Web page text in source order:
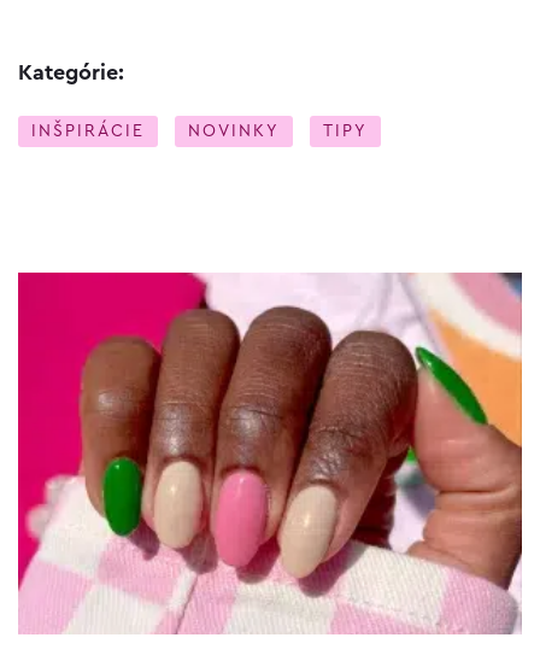
Kategórie:
INŠPIRÁCIE NOVINKY TIPY